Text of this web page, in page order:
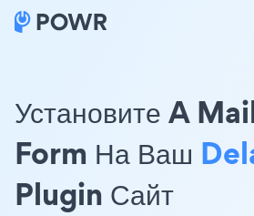
Установите A
Form На Ваш
Plugin Сайт